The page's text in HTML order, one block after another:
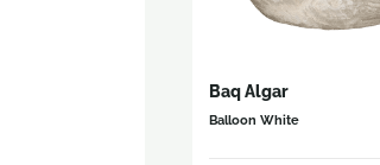
Baq Algar
Balloon White